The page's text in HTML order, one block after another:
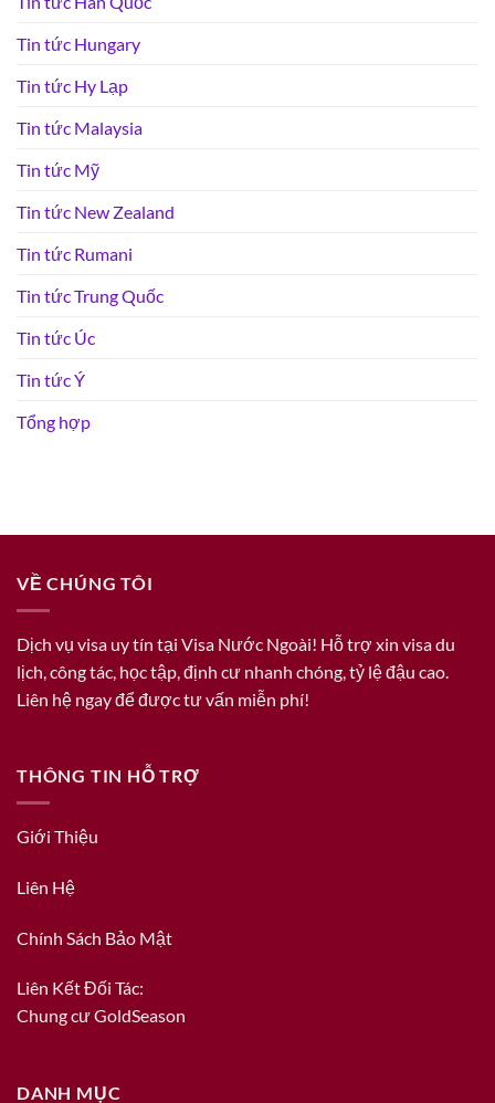
Tin tức Hungary
Tin tức Hy Lạp
Tin tức Malaysia
Tin tức Mỹ
Tin tức New Zealand
Tin tức Rumani
Tin tức Trung Quốc
Tin tức Úc
Tin tức Ý
Tổng hợp
VỀ CHÚNG TÔI
Dịch vụ visa uy tín tại Visa Nước Ngoài! Hỗ trợ xin visa du
lịch, công tác, học tập, định cư nhanh chóng, tỷ lệ đậu cao.
Liên hệ ngay để được tư vấn miễn phí!
THÔNG TIN HỖ TRỢ
Giới Thiệu
Liên Hệ
Chính Sách Bảo Mật
Liên Kết Đối Tác:
Chung cư GoldSeason
DANH MỤC